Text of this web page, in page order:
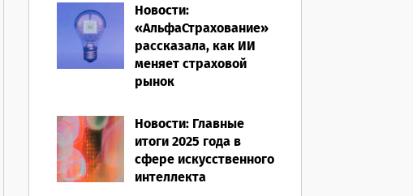
Новости:
«АльфаСтрахование»
рассказала, как ИИ
меняет страховой
рынок
Новости: Главные
итоги 2025 года в
сфере искусственного
интеллекта